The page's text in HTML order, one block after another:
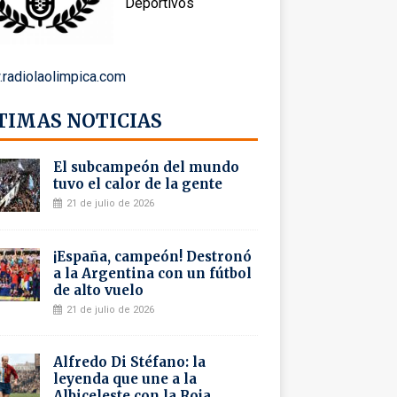
NOTICIAS
El subcampeón del mundo
tuvo el calor de la gente
21 de julio de 2026
¡España, campeón! Destronó
a la Argentina con un fútbol
de alto vuelo
21 de julio de 2026
Alfredo Di Stéfano: la
leyenda que une a la